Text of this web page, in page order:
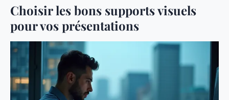
Choisir les bons supports visuels
pour vos présentations